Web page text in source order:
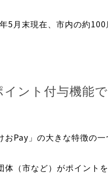
5月末現在、市内の約
イント付与機能
おPay」の大きな特徴の
体（市など）がポイント